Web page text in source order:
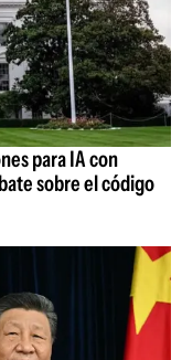
para IA con
sobre el código